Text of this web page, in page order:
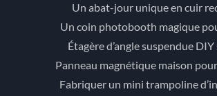
Un abat-jour unique en cuir
Un coin photobooth magique
Étagère d’angle suspendue DIY
Panneau magnétique maison
Fabriquer un mini trampoline